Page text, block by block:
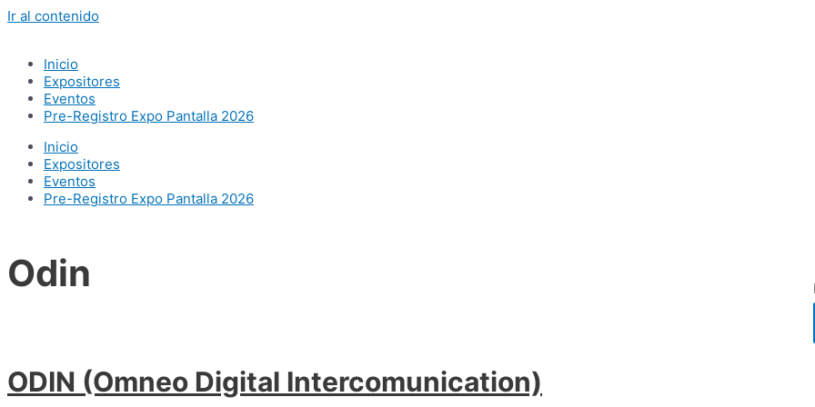
Ir al contenido
Inicio
Expositores
Eventos
Pre-Registro Expo Pantalla 2026
Inicio
Expositores
Eventos
Pre-Registro Expo Pantalla 2026
Odin
ODIN (Omneo Digital Intercomunication)